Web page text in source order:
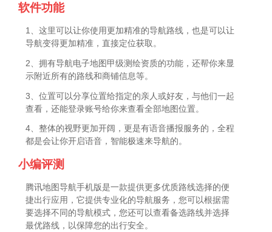
软件功能
1、这里可以让你使用更加精准的导航路线，也是可以让
导航变得更加精准，直接定位获取。
2、拥有导航电子地图甲级测绘资质的功能，还帮你来显
示附近所有的路线和商铺信息等。
3、位置可以分享位置给指定的亲人或好友，与他们一起
查看，还能登录账号给你来查看全部地图位置。
4、整体的视野更加开阔，更是有语音播报服务的，全程
都是会让你开启语音，智能极速来导航的。
小编评测
腾讯地图导航手机版是一款提供更多优质路线选择的便
捷出行应用，它提供专业化的导航服务，您可以根据需
要选择不同的导航模式，您还可以查看备选路线并选择
最优路线，以保障您的出行安全。